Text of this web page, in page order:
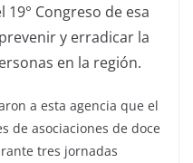
Congreso de esa
y erradicar la
en la región.
a esta agencia que el
de asociaciones de doce
tres jornadas